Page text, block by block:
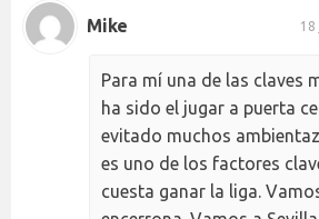
Mike 18
Para mí una de las claves
ha sido el jugar a puerta
evitado muchos
es uno de los factores
cuesta ganar la liga.